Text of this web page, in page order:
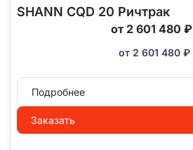
SHANN CQD 20 Ричтрак
от 2 601 480 ₽
от 2 601 480 ₽
Подробнее
Заказать